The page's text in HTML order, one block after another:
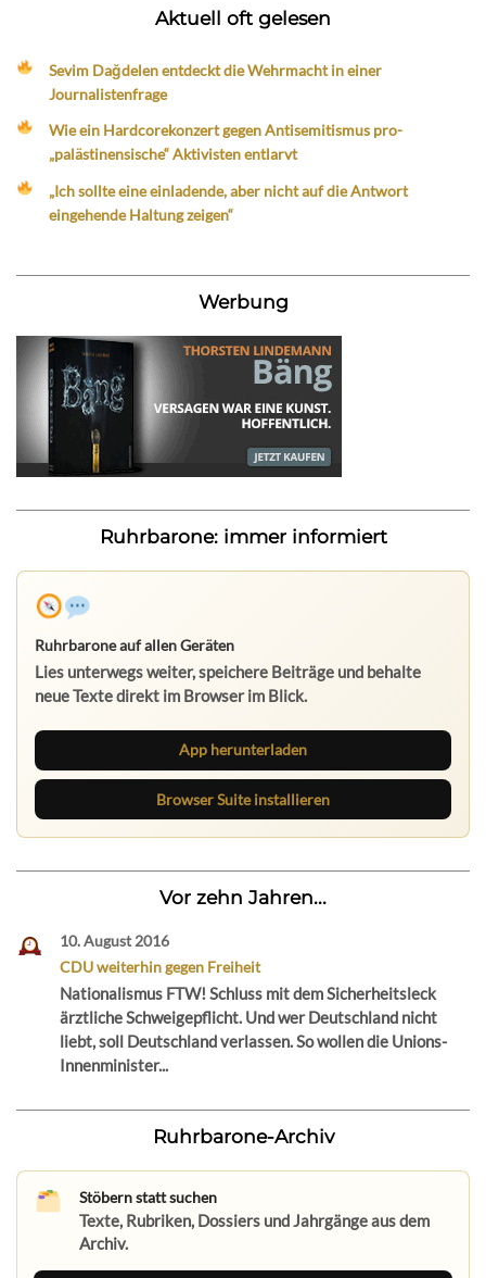
Aktuell oft gelesen
Sevim Dağdelen entdeckt die Wehrmacht in einer
Journalistenfrage
Wie ein Hardcorekonzert gegen Antisemitismus pro-
„palästinensische“ Aktivisten entlarvt
„Ich sollte eine einladende, aber nicht auf die Antwort
eingehende Haltung zeigen“
Werbung
Ruhrbarone: immer informiert
Ruhrbarone auf allen Geräten
Lies unterwegs weiter, speichere Beiträge und behalte
neue Texte direkt im Browser im Blick.
App herunterladen
Browser Suite installieren
Vor zehn Jahren...
10. August 2016
CDU weiterhin gegen Freiheit
Nationalismus FTW! Schluss mit dem Sicherheitsleck
ärztliche Schweigepflicht. Und wer Deutschland nicht
liebt, soll Deutschland verlassen. So wollen die Unions-
Innenminister...
Ruhrbarone-Archiv
Stöbern statt suchen
Texte, Rubriken, Dossiers und Jahrgänge aus dem
Archiv.